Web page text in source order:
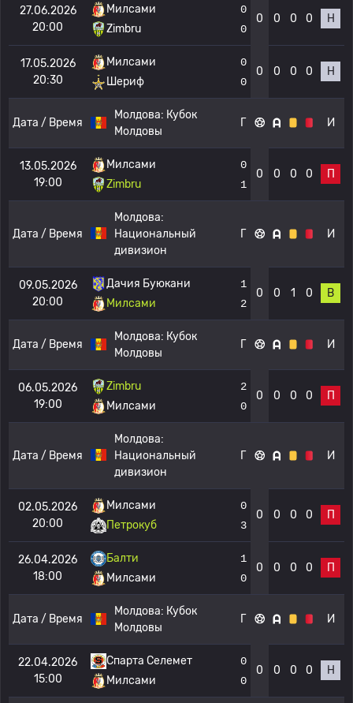
27.06.2026
20:00
Милсами
Zimbru
0
0
0 0 0 0 Н
17.05.2026
20:30
Милсами
Шериф
0
0
0 0 0 0 Н
Дата / Время
Молдова: Кубок
Молдовы
Г И
13.05.2026
19:00
Милсами
Zimbru
0
1
0 0 0 0 П
Дата / Время
Молдова:
Национальный
дивизион
Г И
09.05.2026
20:00
Дачия Буюкани
Милсами
1
2
0 0 1 0 В
Дата / Время
Молдова: Кубок
Молдовы
Г И
06.05.2026
19:00
Zimbru
Милсами
2
0
0 0 0 0 П
Дата / Время
Молдова:
Национальный
дивизион
Г И
02.05.2026
20:00
Милсами
Петрокуб
0
3
0 0 0 0 П
26.04.2026
18:00
Балти
Милсами
1
0
0 0 0 0 П
Дата / Время
Молдова: Кубок
Молдовы
Г И
22.04.2026
15:00
Спарта Селемет
Милсами
0
0
0 0 0 0 Н